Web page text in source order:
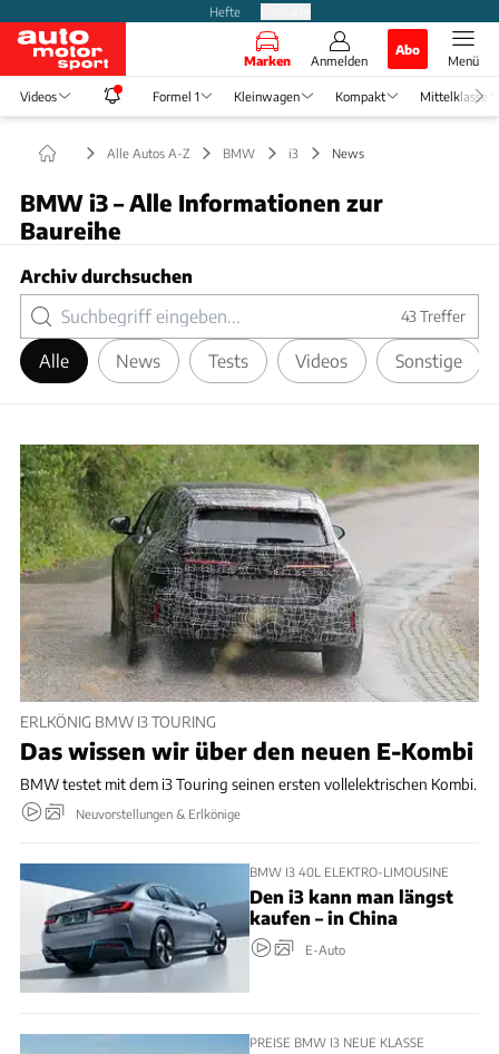
Hefte
Marken Anmelden
Abo
Menü
Videos Formel 1 Kleinwagen Kompakt Mittelklasse
Alle Autos A-Z BMW i3 News
BMW i3 – Alle Informationen zur
Baureihe
Archiv durchsuchen
43Treffer
Alle News Tests Videos Sonstige
ERLKÖNIG BMW I3 TOURING
Das wissen wir über den neuen E-Kombi
BMW testet mit dem i3 Touring seinen ersten vollelektrischen Kombi.
Neuvorstellungen & Erlkönige
BMW I3 40L ELEKTRO-LIMOUSINE
Den i3 kann man längst
kaufen – in China
E-Auto
PREISE BMW I3 NEUE KLASSE